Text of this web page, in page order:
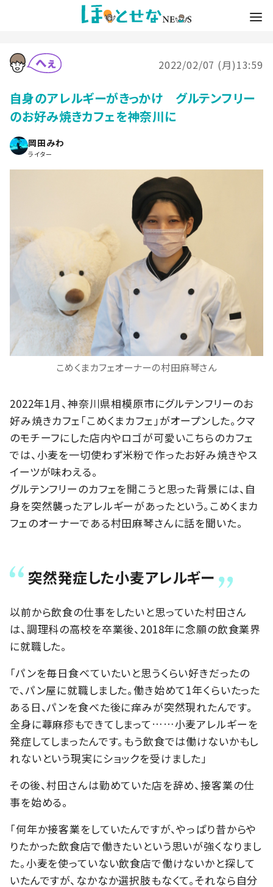
2022/02/07 (月)13:59
自身のアレルギーがきっかけ グルテンフリー
のお好み焼きカフェを神奈川に
岡田みわ
ライター
こめくまカフェオーナーの村田麻琴さん
2022年1月、神奈川県相模原市にグルテンフリーのお
好み焼きカフェ「こめくまカフェ」がオープンした。クマ
のモチーフにした店内やロゴが可愛いこちらのカフェ
では、小麦を一切使わず米粉で作ったお好み焼きやス
イーツが味わえる。
グルテンフリーのカフェを開こうと思った背景には、自
身を突然襲ったアレルギーがあったという。こめくまカ
フェのオーナーである村田麻琴さんに話を聞いた。
突然発症した小麦アレルギー
以前から飲食の仕事をしたいと思っていた村田さん
は、調理科の高校を卒業後、2018年に念願の飲食業界
に就職した。
「パンを毎日食べていたいと思うくらい好きだったの
で、パン屋に就職しました。働き始めて1年くらいたった
ある日、パンを食べた後に痒みが突然現れたんです。
全身に蕁麻疹もできてしまって……小麦アレルギーを
発症してしまったんです。もう飲食では働けないかもし
れないという現実にショックを受けました」
その後、村田さんは勤めていた店を辞め、接客業の仕
事を始める。
「何年か接客業をしていたんですが、やっぱり昔からや
りたかった飲食店で働きたいという思いが強くなりまし
た。小麦を使っていない飲食店で働けないかと探して
いたんですが、なかなか選択肢もなくて。それなら自分